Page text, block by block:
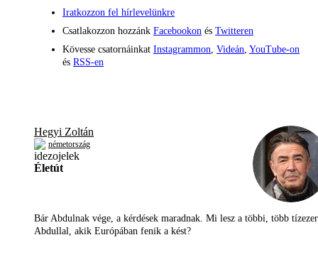
Iratkozzon fel hírlevelünkre
Csatlakozzon hozzánk Facebookon és Twitteren
Kövesse csatornáinkat Instagrammon, Videán, YouTube-on
és RSS-en
Hegyi Zoltán
németország
Életút
Bár Abdulnak vége, a kérdések maradnak. Mi lesz a többi, több tízezer
Abdullal, akik Európában fenik a kést?